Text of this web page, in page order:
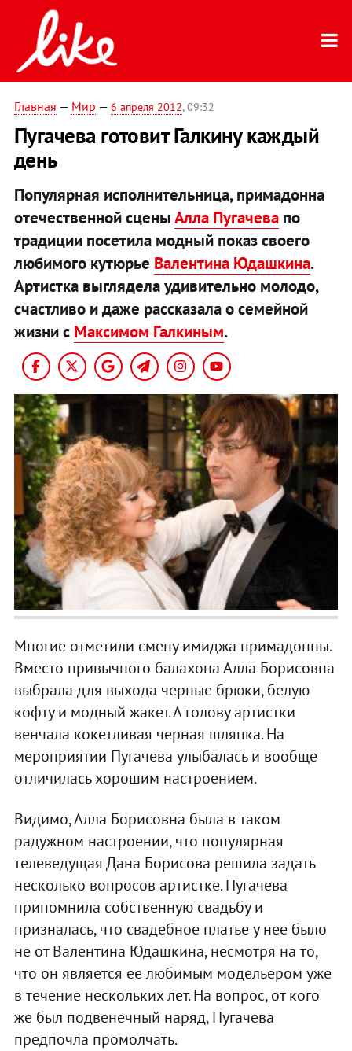
Главная — Мир — 6 апреля 2012, 09:32
Пугачева готовит Галкину каждый
день
Популярная исполнительница, примадонна
отечественной сценыАлла Пугачевапо
традиции посетила модный показ своего
любимого кутюрье Валентина Юдашкина.
Артистка выглядела удивительно молодо,
счастливо и даже рассказала о семейной
жизни с Максимом Галкиным.
Многие отметили смену имиджа примадонны.
Вместо привычного балахона Алла Борисовна
выбрала для выхода черные брюки, белую
кофту и модный жакет. А голову артистки
венчала кокетливая черная шляпка. На
мероприятии Пугачева улыбалась и вообще
отличилась хорошим настроением.
Видимо, Алла Борисовна была в таком
радужном настроении, что популярная
телеведущая Дана Борисова решила задать
несколько вопросов артистке. Пугачева
припомнила собственную свадьбу и
призналась, что свадебное платье у нее было
не от Валентина Юдашкина, несмотря на то,
что он является ее любимым модельером уже
в течение нескольких лет. На вопрос, от кого
же был подвенечный наряд, Пугачева
предпочла промолчать.